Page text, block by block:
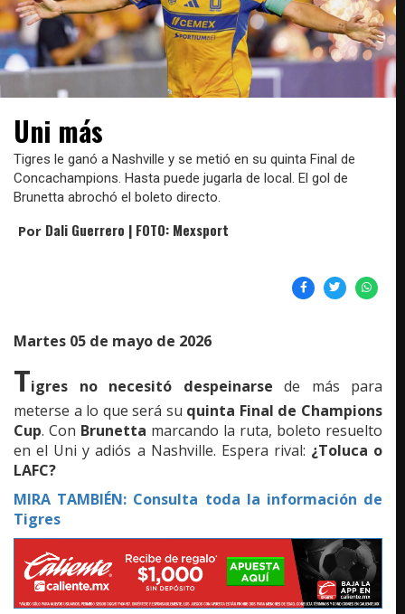
Uni más
Tigres le ganó a Nashville y se metió en su quinta Final de
Concachampions. Hasta puede jugarla de local. El gol de
Brunetta abrochó el boleto directo.
Por Dali Guerrero | FOTO: Mexsport
Martes 05 de mayo de 2026
Tigres no necesitó despeinarse de más para
meterse a lo que será su quinta Final de Champions
Cup. Con Brunetta marcando la ruta, boleto resuelto
en el Uni y adiós a Nashville. Espera rival: ¿Toluca o
LAFC?
MIRA TAMBIÉN: Consulta toda la información de
Tigres